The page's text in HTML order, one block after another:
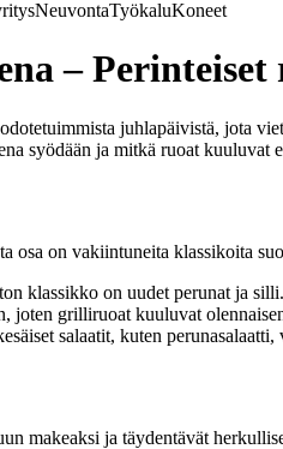
NeuvontaTyökaluKoneet
–
juhlapäivistä, jota
syödään ja mitkä ruoat kuuluvat
osa on vakiintuneita klassikoita
klassikko on uudet perunat ja
joten grilliruoat kuuluvat
salaatit, kuten
makeaksi ja täydentävät